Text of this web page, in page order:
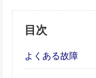
目次
よくある故障